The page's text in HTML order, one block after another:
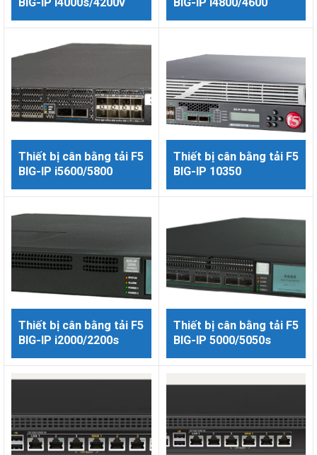
Thiết bị cân bằng tải F5
BIG-IP i5600/5800
Thiết bị cân bằng tải F5
BIG-IP 10350
Thiết bị cân bằng tải F5
BIG-IP i2000/2200s
Thiết bị cân bằng tải F5
BIG-IP 5000/5050s